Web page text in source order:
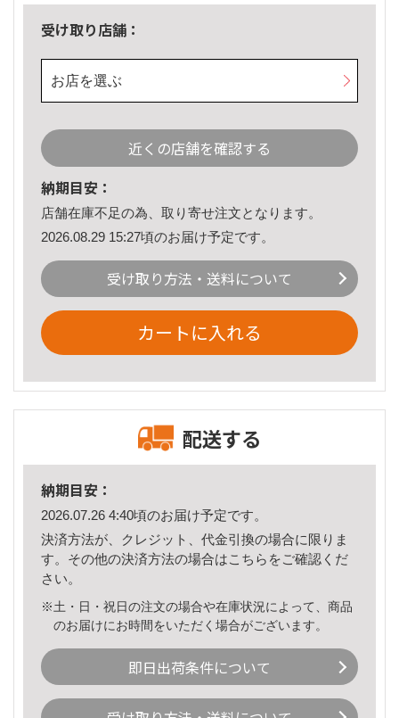
受け取り店舗：
お店を選ぶ
近くの店舗を確認する
納期目安：
店舗在庫不足の為、取り寄せ注文となります。
2026.08.29 15:27頃のお届け予定です。
受け取り方法・送料について
カートに入れる
配送する
納期目安：
2026.07.26 4:40頃のお届け予定です。
決済方法が、クレジット、代金引換の場合に限りま
す。その他の決済方法の場合はこちら をご確認くだ
さい。
※土・日・祝日の注文の場合や在庫状況によって、商品
のお届けにお時間をいただく場合がございます。
即日出荷条件について